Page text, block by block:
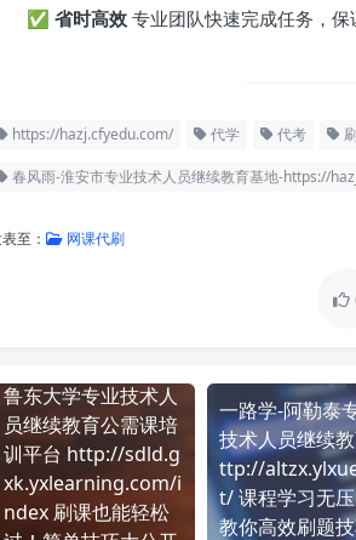
✅ 省时高效 专业团队快速完成任务，保
https://hazj.cfyedu.com/ 代学 代考
春风雨-淮安市专业技术人员继续教育基地-https://
至： 网课代刷
鲁东大学专业技术人
员继续教育公需课培
训平台 http://sdld.g
xk.yxlearning.com/i
ndex 刷课也能轻松
一路学-阿勒泰
技术人员继续
ttp://
t/ 课程学习无压
教你高效刷题